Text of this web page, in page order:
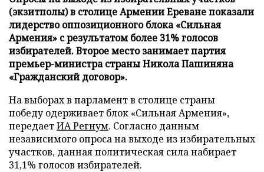
(экзитполы) в столице Армении Ереване показали
лидерство оппозиционного блока «Сильная
Армения» с результатом более 31% голосов
избирателей. Второе место занимает партия
премьер-министра страны Никола Пашиняна
«Гражданский договор».
На выборах в парламент в столице страны
победу одерживает блок «Сильная Армения»,
передаетИА Регнум. Согласно данным
независимого опроса на выходе из избирательных
участков, данная политическая сила набирает
31,1% голосов избирателей.